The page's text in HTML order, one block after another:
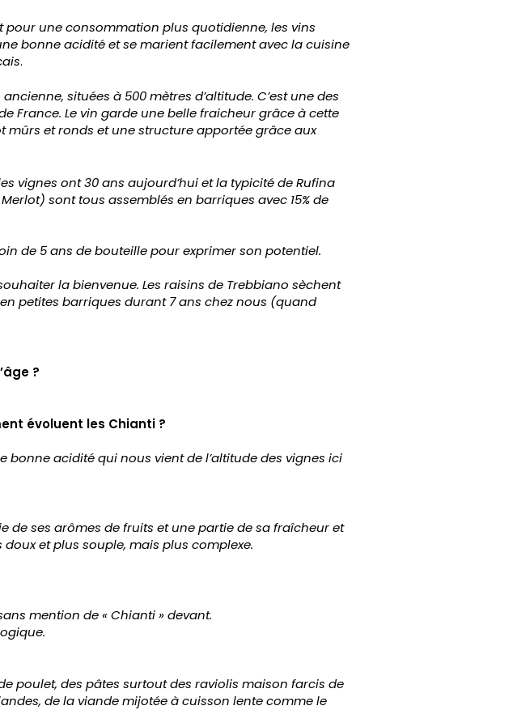
pour une consommation plus quotidienne, les vins
bonne acidité et se marient facilement avec la cuisine
.
situées à 500 mètres d’altitude. C’est une des
France. Le vin garde une belle fraicheur grâce à cette
mûrs et ronds et une structure apportée grâce aux
vignes ont 30 ans aujourd’hui et la typicité de Rufina
sont tous assemblés en barriques avec 15% de
de 5 ans de bouteille pour exprimer son potentiel.
la bienvenue. Les raisins de Trebbiano sèchent
petites barriques durant 7 ans chez nous (quand
?
évoluent les Chianti ?
bonne acidité qui nous vient de l’altitude des vignes ici
de ses arômes de fruits et une partie de sa fraîcheur et
et plus souple, mais plus complexe.
mention de « Chianti » devant.
poulet, des pâtes surtout des raviolis maison farcis de
de la viande mijotée à cuisson lente comme le